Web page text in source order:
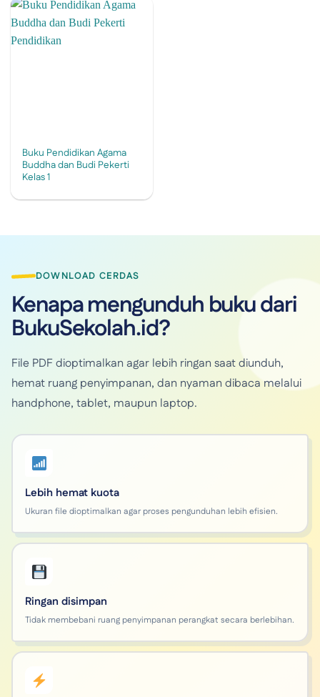
Buku Pendidikan Agama
Buddha dan Budi Pekerti
Kelas 1
DOWNLOAD CERDAS
Kenapa mengunduh buku dari
BukuSekolah.id?
File PDF dioptimalkan agar lebih ringan saat diunduh,
hemat ruang penyimpanan, dan nyaman dibaca melalui
handphone, tablet, maupun laptop.
Lebih hemat kuota
Ukuran file dioptimalkan agar proses pengunduhan lebih efisien.
Ringan disimpan
Tidak membebani ruang penyimpanan perangkat secara berlebihan.